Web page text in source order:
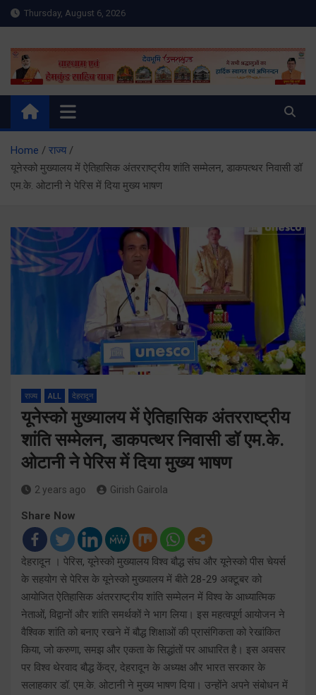
Skip
to
Thursday, August 6, 2026
Meru Raibar | Uttarakhand
News | Uttarkashi News
meruraibar.com
Home
राज्य
यूनेस्को मुख्यालय में ऐतिहासिक अंतरराष्ट्रीय शांति सम्मेलन, डाकपत्थर निवासी डॉ
एम.के. ओटानी ने पेरिस में दिया मुख्य भाषण
राज्य ALL देहरादून
यूनेस्को मुख्यालय में ऐतिहासिक अंतरराष्ट्रीय
शांति सम्मेलन, डाकपत्थर निवासी डॉ एम.के.
ओटानी ने पेरिस में दिया मुख्य भाषण
2 years ago Girish Gairola
Share Now
देहरादून । पेरिस, यूनेस्को मुख्यालय विश्व बौद्ध संघ और यूनेस्को पीस चेयर्स
के सहयोग से पेरिस के यूनेस्को मुख्यालय में बीते 28-29 अक्टूबर को
आयोजित ऐतिहासिक अंतरराष्ट्रीय शांति सम्मेलन में विश्व के आध्यात्मिक
नेताओं, विद्वानों और शांति समर्थकों ने भाग लिया। इस महत्वपूर्ण आयोजन ने
वैश्विक शांति को बनाए रखने में बौद्ध शिक्षाओं की प्रासंगिकता को रेखांकित
किया, जो करुणा, समझ और एकता के सिद्धांतों पर आधारित है। इस अवसर
पर विश्व थेरवाद बौद्ध केंद्र, देहरादून के अध्यक्ष और भारत सरकार के
सलाहकार डॉ. एम.के. ओटानी ने मुख्य भाषण दिया। उन्होंने अपने संबोधन में